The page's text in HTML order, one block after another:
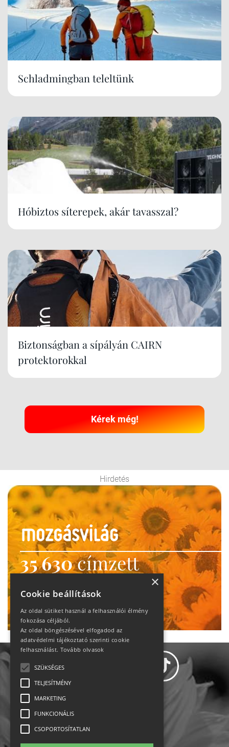
Schladmingban teleltünk
Hóbiztos síterepek, akár tavasszal?
Biztonságban a sípályán CAIRN
protektorokkal
Kérek még!
Hirdetés
35 630címzett
heti motiváció
Ne maradj le!
Állásajánlatok
×
Cookie beállítások
Az oldal sütiket használ a felhasználói élmény
fokozása céljából.
Az oldal böngészésével elfogadod az
adatvédelmi tájékoztató szerinti cookie
felhasználást. Tovább olvasok
SZÜKSÉGES
TELJESÍTMÉNY
MARKETING
FUNKCIONÁLIS
CSOPORTOSÍTATLAN